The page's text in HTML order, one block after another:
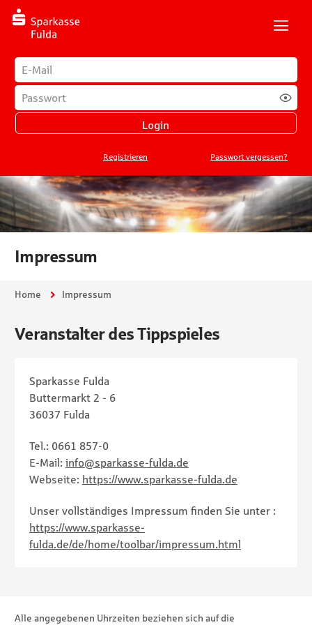
Login
E-Mail-Adresse
Passwort*
Login
Registrieren Passwort vergessen?
Impressum
Sie sind hier:
Home Impressum
Veranstalter des Tippspieles
Sparkasse Fulda
Buttermarkt 2 - 6
36037 Fulda
Tel.: 0661 857-0
E-Mail: info@sparkasse-fulda.de
Webseite: https://www.sparkasse-fulda.de
Unser vollständiges Impressum finden Sie unter :
https://www.sparkasse-
fulda.de/de/home/toolbar/impressum.html
Sitemap
Alle angegebenen Uhrzeiten beziehen sich auf die